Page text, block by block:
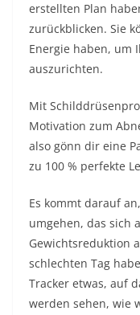
erstellten Plan
zurückblicken. Sie
Energie haben, um
auszurichten.
Mit
Motivation zum
also gönn dir eine
zu 100 % perfekte
Es kommt darauf
umgehen, das sich
Gewichtsreduktion
schlechten Tag
Tracker etwas, auf
werden sehen, wie